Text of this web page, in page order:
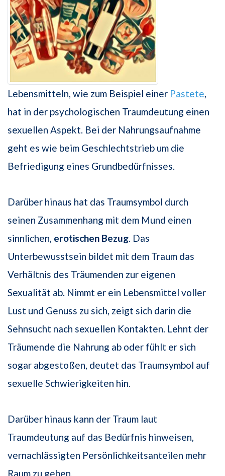
Lebensmitteln, wie zum Beispiel einer Pastete,
hat in der psychologischen Traumdeutung einen
sexuellen Aspekt. Bei der Nahrungsaufnahme
geht es wie beim Geschlechtstrieb um die
Befriedigung eines Grundbedürfnisses.
Darüber hinaus hat das Traumsymbol durch
seinen Zusammenhang mit dem Mund einen
sinnlichen, erotischen Bezug. Das
Unterbewusstsein bildet mit dem Traum das
Verhältnis des Träumenden zur eigenen
Sexualität ab. Nimmt er ein Lebensmittel voller
Lust und Genuss zu sich, zeigt sich darin die
Sehnsucht nach sexuellen Kontakten. Lehnt der
Träumende die Nahrung ab oder fühlt er sich
sogar abgestoßen, deutet das Traumsymbol auf
sexuelle Schwierigkeiten hin.
Darüber hinaus kann der Traum laut
Traumdeutung auf das Bedürfnis hinweisen,
vernachlässigten Persönlichkeitsanteilen mehr
Raum zu geben.